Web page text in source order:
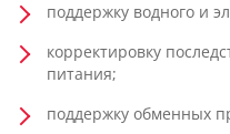
поддержку водного и
корректировку
питания;
поддержку обменных